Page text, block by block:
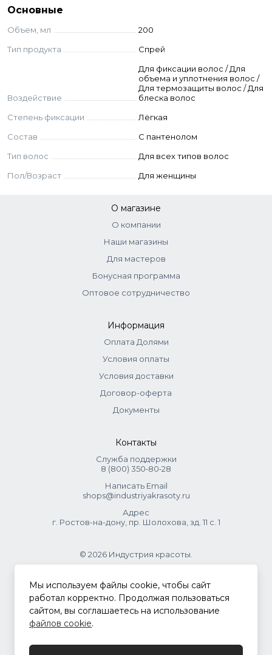
Основные
Объем, мл
200
Тип продукта
Спрей
Воздействие
Для фиксации волос / Для
объема и уплотнения волос /
Для термозащиты волос / Для
блеска волос
Степень фиксации
Лёгкая
Состав
C пантенолом
Тип волос
Для всех типов волос
Пол/Возраст
Для женщины
О магазине
О компании
Наши магазины
Для мастеров
Бонусная программа
Оптовое сотрудничество
Информация
Оплата Долями
Условия оплаты
Условия доставки
Договор-оферта
Документы
Контакты
Служба поддержки
8 (800) 350‑80‑28
Написать Email
shops@industriyakrasoty.ru
Адрес
г. Ростов-на-дону, пр. Шолохова, зд. 11 с. 1
© 2026 Индустрия красоты.
.
Политика конфиденциальности
Мы используем файлы cookie, чтобы сайт
работал корректно. Продолжая пользоваться
сайтом, вы соглашаетесь на использование
файлов cookie.